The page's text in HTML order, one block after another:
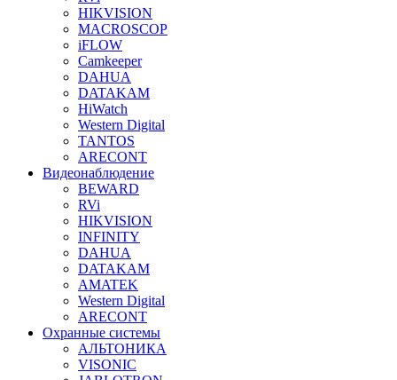
HIKVISION
MACROSCOP
iFLOW
Camkeeper
DAHUA
DATAKAM
HiWatch
Western Digital
TANTOS
ARECONT
Видеонаблюдение
BEWARD
RVi
HIKVISION
INFINITY
DAHUA
DATAKAM
AMATEK
Western Digital
ARECONT
Охранные системы
АЛЬТОНИКА
VISONIC